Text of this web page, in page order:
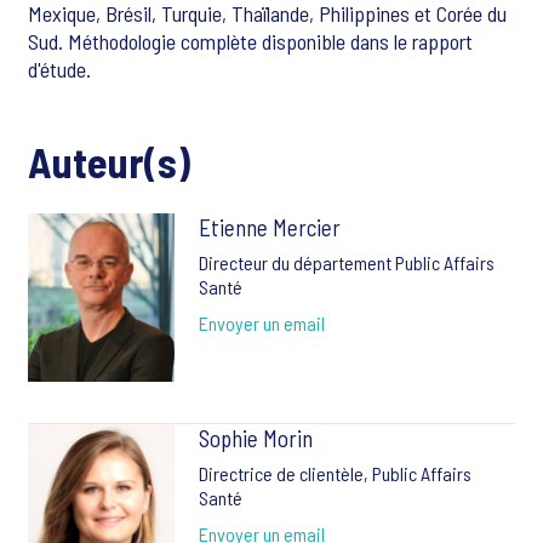
Mexique, Brésil, Turquie, Thaïlande, Philippines et Corée du
Sud. Méthodologie complète disponible dans le rapport
d'étude.
Auteur(s)
Etienne Mercier
Directeur du département Public Affairs
Santé
Envoyer un email
Sophie Morin
Directrice de clientèle, Public Affairs
Santé
Envoyer un email